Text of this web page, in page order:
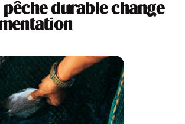
pêche durable change